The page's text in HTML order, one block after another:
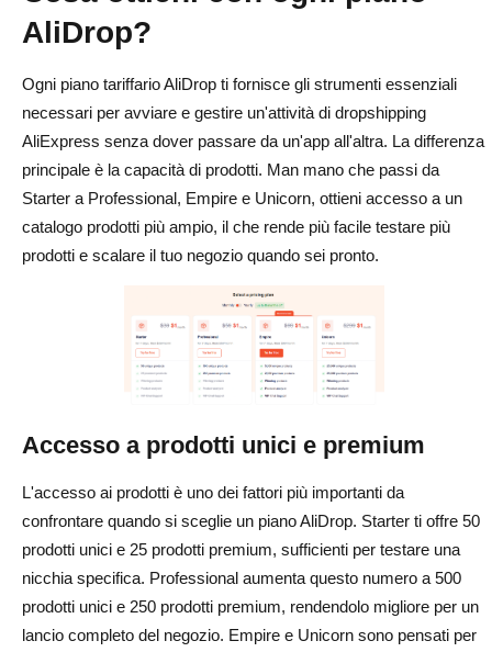
AliDrop?
Ogni piano tariffario AliDrop ti fornisce gli strumenti essenziali
necessari per avviare e gestire un'attività di dropshipping
AliExpress senza dover passare da un'app all'altra. La differenza
principale è la capacità di prodotti. Man mano che passi da
Starter a Professional, Empire e Unicorn, ottieni accesso a un
catalogo prodotti più ampio, il che rende più facile testare più
prodotti e scalare il tuo negozio quando sei pronto.
Accesso a prodotti unici e premium
L'accesso ai prodotti è uno dei fattori più importanti da
confrontare quando si sceglie un piano AliDrop. Starter ti offre 50
prodotti unici e 25 prodotti premium, sufficienti per testare una
nicchia specifica. Professional aumenta questo numero a 500
prodotti unici e 250 prodotti premium, rendendolo migliore per un
lancio completo del negozio. Empire e Unicorn sono pensati per